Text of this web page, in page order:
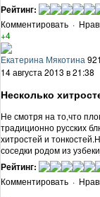
Рейтинг:
Комментировать ·
+4
Екатерина Мякотина 921
14 августа 2013 в 21:38
Несколько
Не смотря на то,что
традиционно русских
хитростей и
соседки родом из
Рейтинг:
Комментировать ·